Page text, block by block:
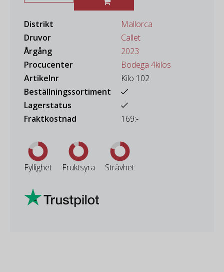
Distrikt
Mallorca
Druvor
Callet
Årgång
2023
Procucenter
Bodega 4kilos
Artikelnr
Kilo 102
Beställningssortiment
Lagerstatus
Fraktkostnad
169:-
Fyllighet Fruktsyra Strävhet